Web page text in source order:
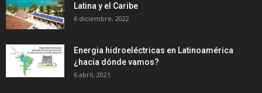
Latina y el Caribe
6 diciembre, 2022
Energia hidroeléctricas en Latinoamérica
¿hacia dónde vamos?
6 abril, 2021